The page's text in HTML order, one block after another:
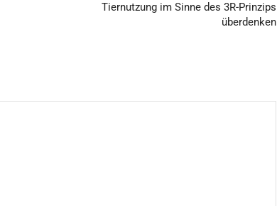
Tiernutzung im Sinne des 3R-Prinzips
überdenken